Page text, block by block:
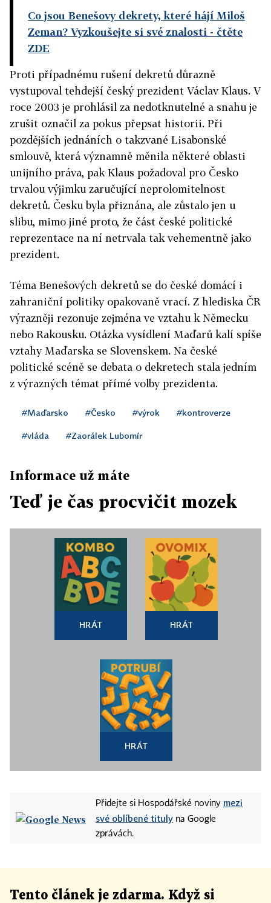
Co jsou Benešovy dekrety, které hájí Miloš
Zeman? Vyzkoušejte si své znalosti - čtěte
ZDE
Proti případnému rušení dekretů důrazně
vystupoval tehdejší český prezident Václav Klaus. V
roce 2003 je prohlásil za nedotknutelné a snahu je
zrušit označil za pokus přepsat historii. Při
pozdějších jednáních o takzvané Lisabonské
smlouvě, která významně měnila některé oblasti
unijního práva, pak Klaus požadoval pro Česko
trvalou výjimku zaručující neprolomitelnost
dekretů. Česku byla přiznána, ale zůstalo jen u
slibu, mimo jiné proto, že část české politické
reprezentace na ní netrvala tak vehementně jako
prezident.
Téma Benešových dekretů se do české domácí i
zahraniční politiky opakovaně vrací. Z hlediska ČR
výrazněji rezonuje zejména ve vztahu k Německu
nebo Rakousku. Otázka vysídlení Maďarů kalí spíše
vztahy Maďarska se Slovenskem. Na české
politické scéně se debata o dekretech stala jedním
z výrazných témat přímé volby prezidenta.
#Maďarsko #Česko #výrok #kontroverze
#vláda #Zaorálek Lubomír
Informace už máte
Teď je čas procvičit mozek
HRÁT HRÁT
HRÁT
Přidejte si Hospodářské noviny mezi
své oblíbené tituly na Google
zprávách.
Tento článek je zdarma. Když si